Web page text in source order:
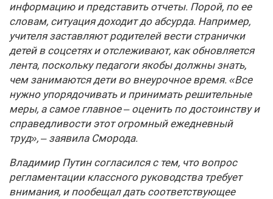
информацию и представить отчеты. Порой, по ее
словам, ситуация доходит до абсурда. Например,
учителя заставляют родителей вести странички
детей в соцсетях и отслеживают, как обновляется
лента, поскольку педагоги якобы должны знать,
чем занимаются дети во внеурочное время. «Все
нужно упорядочивать и принимать решительные
меры, а самое главное – оценить по достоинству и
справедливости этот огромный ежедневный
труд», – заявила Сморода.
Владимир Путин согласился с тем, что вопрос
регламентации классного руководства требует
внимания, и пообещал дать соответствующее